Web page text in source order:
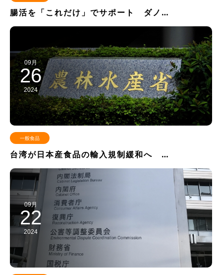
腸活を「これだけ」でサポート ダノ…
09月
26
2024
一般食品
台湾が日本産食品の輸入規制緩和へ …
09月
22
2024